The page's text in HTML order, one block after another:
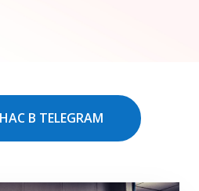
В TELEGRAM